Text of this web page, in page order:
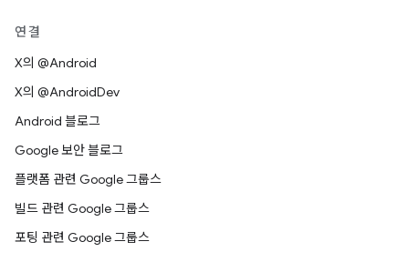
연결
X의 @Android
X의 @AndroidDev
Android 블로그
Google 보안 블로그
플랫폼 관련 Google 그룹스
빌드 관련 Google 그룹스
포팅 관련 Google 그룹스